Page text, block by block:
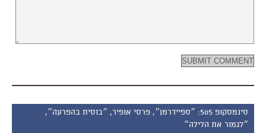
סינמסקופ 505: ״ספיידרמן״, פרסי אופיר, ״בוסית בהפרעה״,
״לגמור את הלילה״